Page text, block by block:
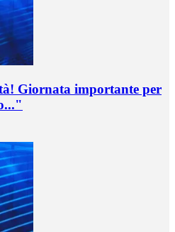
Giornata importante per